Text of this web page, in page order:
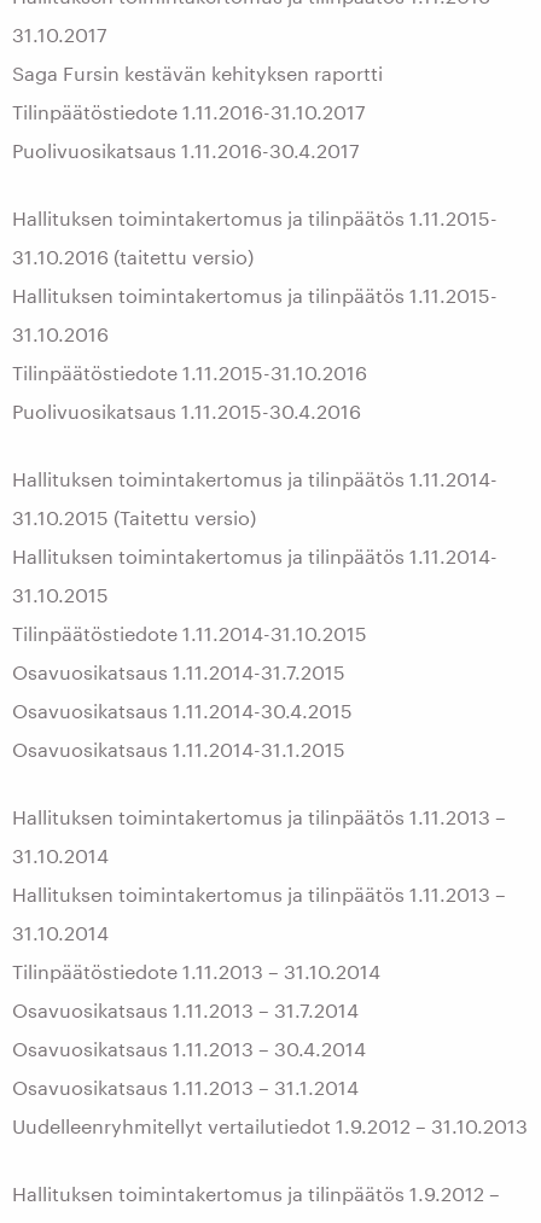
31.10.2017
Saga Fursin kestävän kehityksen raportti
Tilinpäätöstiedote 1.11.2016-31.10.2017
Puolivuosikatsaus 1.11.2016-30.4.2017
Hallituksen toimintakertomus ja tilinpäätös 1.11.2015-
31.10.2016 (taitettu versio)
Hallituksen toimintakertomus ja tilinpäätös 1.11.2015-
31.10.2016
Tilinpäätöstiedote 1.11.2015-31.10.2016
Puolivuosikatsaus 1.11.2015-30.4.2016
Hallituksen toimintakertomus ja tilinpäätös 1.11.2014-
31.10.2015 (Taitettu versio)
Hallituksen toimintakertomus ja tilinpäätös 1.11.2014-
31.10.2015
Tilinpäätöstiedote 1.11.2014-31.10.2015
Osavuosikatsaus 1.11.2014-31.7.2015
Osavuosikatsaus 1.11.2014-30.4.2015
Osavuosikatsaus 1.11.2014-31.1.2015
Hallituksen toimintakertomus ja tilinpäätös 1.11.2013 –
31.10.2014
Hallituksen toimintakertomus ja tilinpäätös 1.11.2013 –
31.10.2014
Tilinpäätöstiedote 1.11.2013 – 31.10.2014
Osavuosikatsaus 1.11.2013 – 31.7.2014
Osavuosikatsaus 1.11.2013 – 30.4.2014
Osavuosikatsaus 1.11.2013 – 31.1.2014
Uudelleenryhmitellyt vertailutiedot 1.9.2012 – 31.10.2013
Hallituksen toimintakertomus ja tilinpäätös 1.9.2012 –